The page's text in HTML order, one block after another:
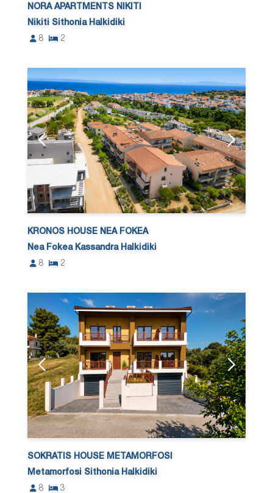
NORA APARTMENTS NIKITI
Nikiti Sithonia Halkidiki
8
2
KRONOS HOUSE NEA FOKEA
Nea Fokea Kassandra Halkidiki
8
2
SOKRATIS HOUSE METAMORFOSI
Metamorfosi Sithonia Halkidiki
8
3